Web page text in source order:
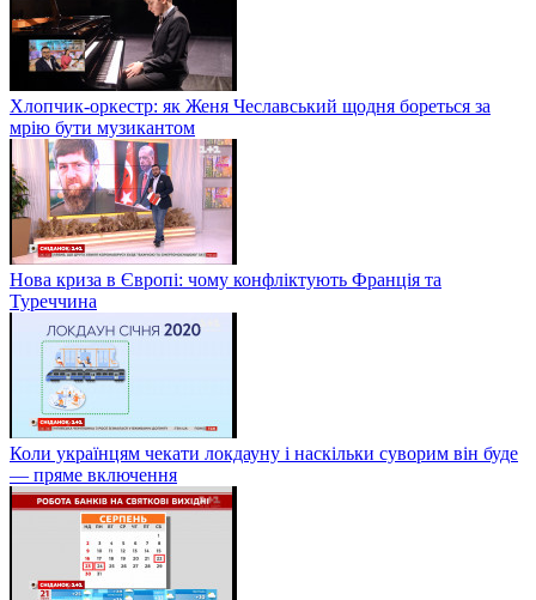
Хлопчик-оркестр: як Женя Чеславський щодня бореться за
мрію бути музикантом
Нова криза в Європі: чому конфліктують Франція та
Туреччина
Коли українцям чекати локдауну і наскільки суворим він буде
— пряме включення